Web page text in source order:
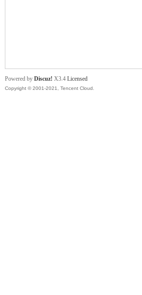
Powered by Discuz! X3.4 Licensed
Copyright © 2001-2021, Tencent Cloud.